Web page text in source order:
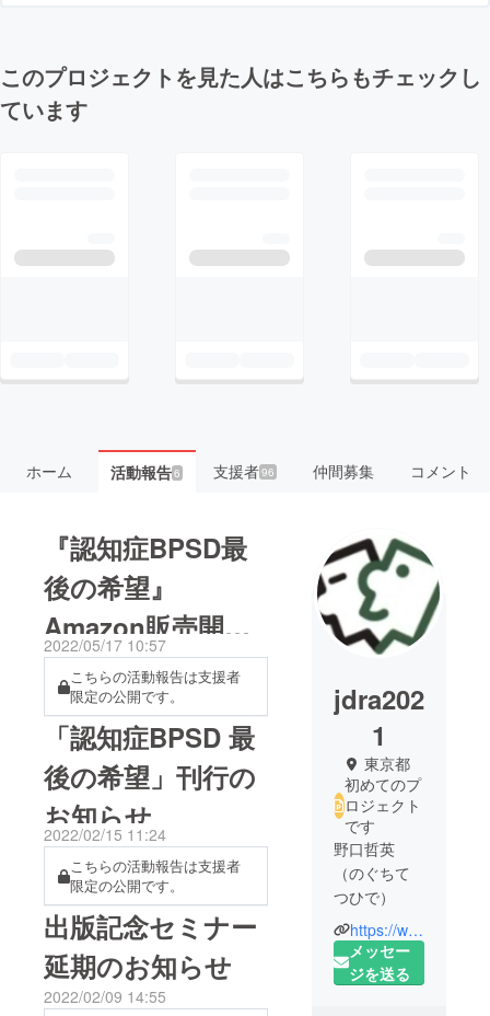
このプロジェクトを見た人はこちらもチェックし
ています
ホーム 活動報告6 支援者96 仲間募集 コメント
『認知症BPSD最
後の希望』
Amazon販売開始
のお知らせ
2022/05/17 10:57
こちらの活動報告は支援者
限定の公開です。
「認知症BPSD 最
後の希望」刊行の
お知らせ
2022/02/15 11:24
こちらの活動報告は支援者
限定の公開です。
出版記念セミナー
延期のお知らせ
2022/02/09 14:55
jdra202
1
東京都
初めてのプ
ロジェクト
です
野口哲英
（のぐちて
つひで）
年齢：80歳
出身地：東
https://www.jnra.or.jp/
メッセー
ジを送る